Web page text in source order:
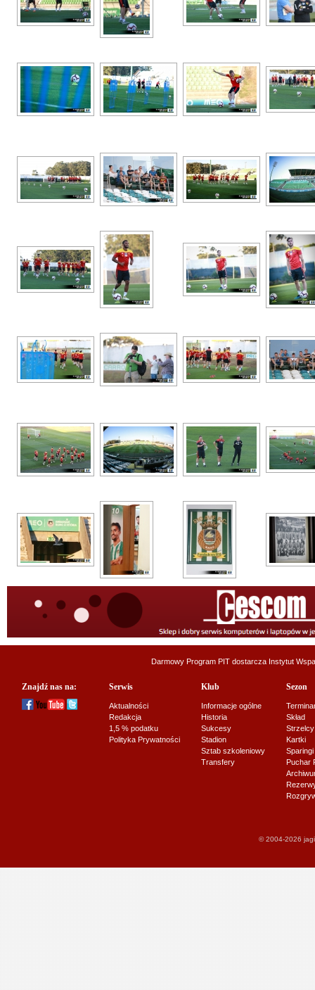
Darmowy Program PIT dostarcza Instytut
Znajdź nas na: Serwis
Aktualności
Redakcja
1,5 % podatku
Polityka Prywatności
Klub
Informacje ogólne
Historia
Sukcesy
Stadion
Sztab szkoleniowy
Transfery
Sezon
Skład
Strzelcy
Kartki
Sparingi
Puchar
© 2004-2026